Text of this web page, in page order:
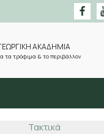
ΑΚΑΔΗΜΙΑ
τα τρόφιμα & το περιβάλλον
Τακτικά